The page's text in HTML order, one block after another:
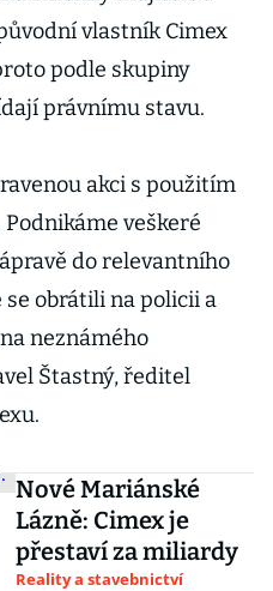
vlastník Cimex
podle skupiny
právnímu stavu.
akci s použitím
veškeré
do relevantního
obrátili na policii a
neznámého
Štastný, ředitel
Nové Mariánské
Lázně: Cimex je
přestaví za miliardy
Reality a stavebnictví